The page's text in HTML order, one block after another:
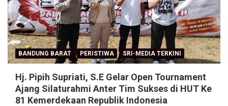
BANDUNG BARAT PERISTIWA SRI-MEDIA TERKINI
Hj. Pipih Supriati, S.E Gelar Open Tournament
Ajang Silaturahmi Anter Tim Sukses di HUT Ke
81 Kemerdekaan Republik Indonesia